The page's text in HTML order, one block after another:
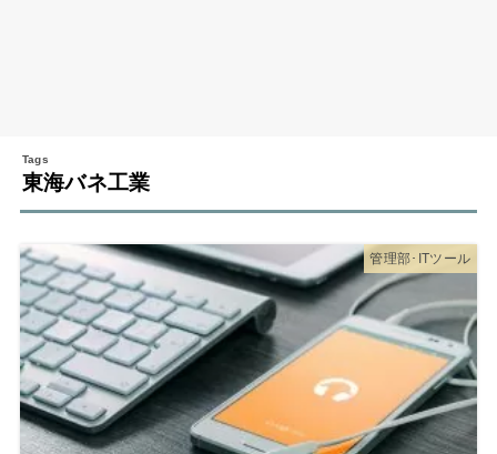
東海バネ工業
管理部･ITツール